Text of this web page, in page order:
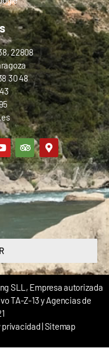
22808
30 48
SLL, Empresa autorizada
TA-Z-13 y Agencias de
privacidad|Sitemap